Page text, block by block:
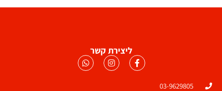
ליצירת קשר
03-9629805